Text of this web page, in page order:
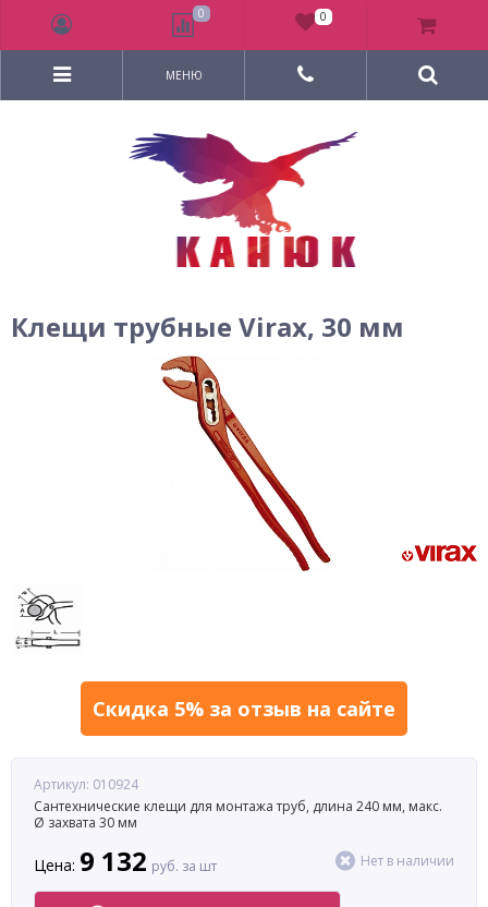
МЕНЮ
Клещи трубные Virax, 30 мм
Скидка 5% за отзыв на сайте
Артикул: 010924
Сантехнические клещи для монтажа труб, длина 240 мм, макс.
Ø захвата 30 мм
Цена: 9 132 руб. за шт Нет в наличии
0 0